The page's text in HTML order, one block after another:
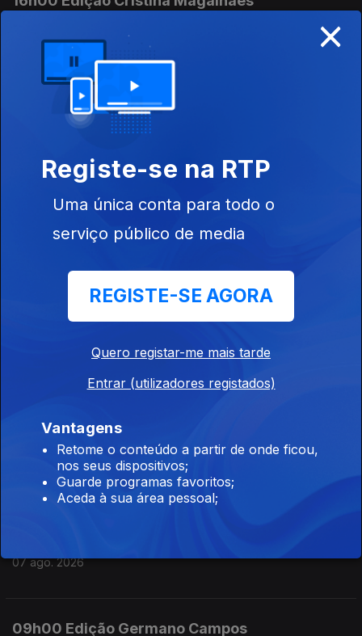
15h00 Edição Susana Lemos
07 ago. 2026
14h00 Edição Susana Lemos
07 ago. 2026
13h00 Edição Susana Lemos
12h00 Edição Susana Lemos
11h00 Edição Susana Lemos
07 ago. 2026
07 ago. 2026
09h00 Edição Germano Campos
×
Registe-se na RTP
Uma única conta para todo o
serviço público de media
REGISTE-SE AGORA
Quero registar-me mais tarde
Entrar (utilizadores registados)
Vantagens
Retome o conteúdo a partir de onde ficou,
nos seus dispositivos;
Guarde programas favoritos;
Aceda à sua área pessoal;